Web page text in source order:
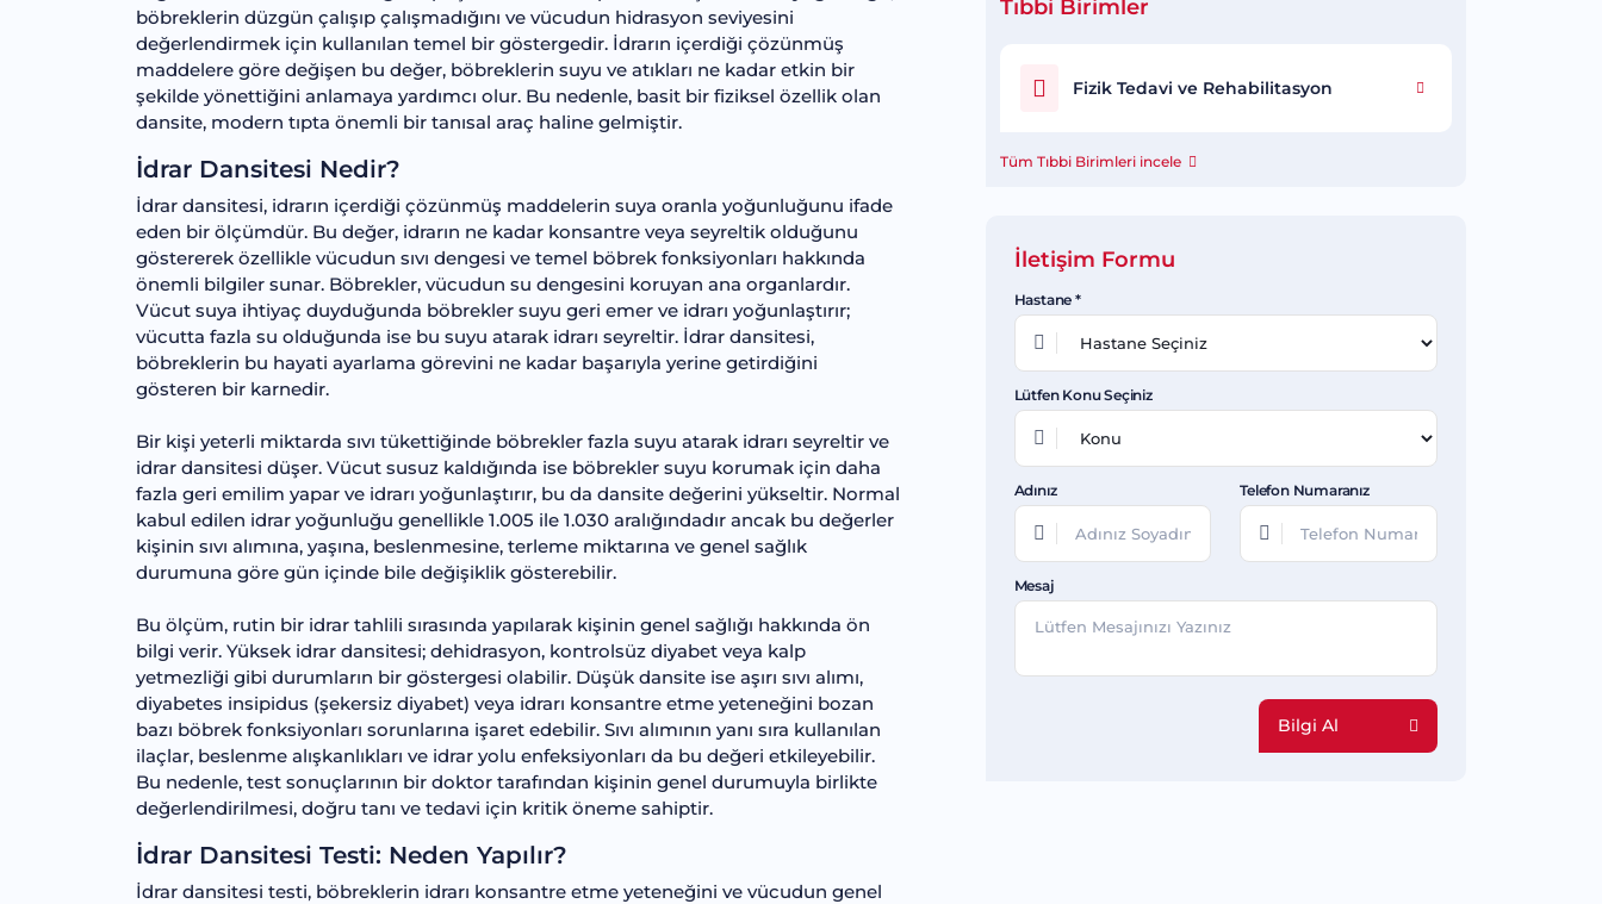
böbreklerin düzgün çalışıp çalışmadığını ve vücudun hidrasyon seviyesini
değerlendirmek için kullanılan temel bir göstergedir. İdrarın içerdiği çözünmüş
maddelere göre değişen bu değer, böbreklerin suyu ve atıkları ne kadar etkin bir
şekilde yönettiğini anlamaya yardımcı olur. Bu nedenle, basit bir fiziksel özellik olan
dansite, modern tıpta önemli bir tanısal araç haline gelmiştir.
İdrar Dansitesi Nedir?
İdrar dansitesi, idrarın içerdiği çözünmüş maddelerin suya oranla yoğunluğunu ifade
eden bir ölçümdür. Bu değer, idrarın ne kadar konsantre veya seyreltik olduğunu
göstererek özellikle vücudun sıvı dengesi ve temel böbrek fonksiyonları hakkında
önemli bilgiler sunar. Böbrekler, vücudun su dengesini koruyan ana organlardır.
Vücut suya ihtiyaç duyduğunda böbrekler suyu geri emer ve idrarı yoğunlaştırır;
vücutta fazla su olduğunda ise bu suyu atarak idrarı seyreltir. İdrar dansitesi,
böbreklerin bu hayati ayarlama görevini ne kadar başarıyla yerine getirdiğini
gösteren bir karnedir.
Bir kişi yeterli miktarda sıvı tükettiğinde böbrekler fazla suyu atarak idrarı seyreltir ve
idrar dansitesi düşer. Vücut susuz kaldığında ise böbrekler suyu korumak için daha
fazla geri emilim yapar ve idrarı yoğunlaştırır, bu da dansite değerini yükseltir. Normal
kabul edilen idrar yoğunluğu genellikle 1.005 ile 1.030 aralığındadır ancak bu değerler
kişinin sıvı alımına, yaşına, beslenmesine, terleme miktarına ve genel sağlık
durumuna göre gün içinde bile değişiklik gösterebilir.
Bu ölçüm, rutin bir idrar tahlili sırasında yapılarak kişinin genel sağlığı hakkında ön
bilgi verir. Yüksek idrar dansitesi; dehidrasyon, kontrolsüz diyabet veya kalp
yetmezliği gibi durumların bir göstergesi olabilir. Düşük dansite ise aşırı sıvı alımı,
diyabetes insipidus (şekersiz diyabet) veya idrarı konsantre etme yeteneğini bozan
bazı böbrek fonksiyonları sorunlarına işaret edebilir. Sıvı alımının yanı sıra kullanılan
ilaçlar, beslenme alışkanlıkları ve idrar yolu enfeksiyonları da bu değeri etkileyebilir.
Bu nedenle, test sonuçlarının bir doktor tarafından kişinin genel durumuyla birlikte
değerlendirilmesi, doğru tanı ve tedavi için kritik öneme sahiptir.
İdrar Dansitesi Testi: Neden Yapılır?
İdrar dansitesi testi, böbreklerin idrarı konsantre etme yeteneğini ve vücudun genel
Tıbbi Birimler
Fizik Tedavi ve Rehabilitasyon
Tüm Tıbbi Birimleri incele
İletişim Formu
Hastane *
Lütfen Konu Seçiniz
Adınız Telefon Numaranız
Mesaj
Bilgi Al